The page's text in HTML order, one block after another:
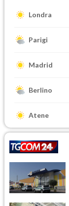
Londra
Parigi
Madrid
Berlino
Atene